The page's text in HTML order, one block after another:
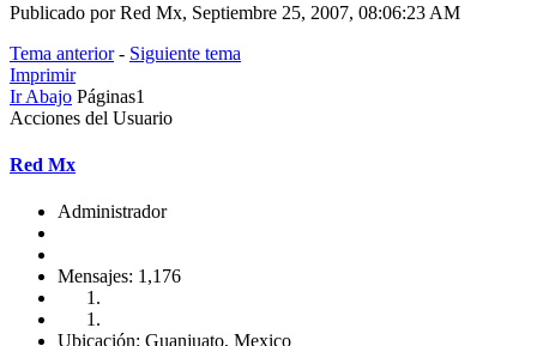
Publicado por Red Mx, Septiembre 25, 2007, 08:06:23 AM
Tema anterior- Siguiente tema
Imprimir
Ir Abajo Páginas1
Acciones del Usuario
Red Mx
Administrador
Mensajes: 1,176
Ubicación: Guanjuato, Mexico